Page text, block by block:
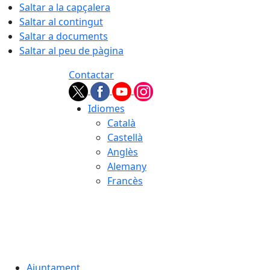
Saltar a la capçalera
Saltar al contingut
Saltar a documents
Saltar al peu de pàgina
Contactar
Idiomes
Català
Castellà
Anglès
Alemany
Francès